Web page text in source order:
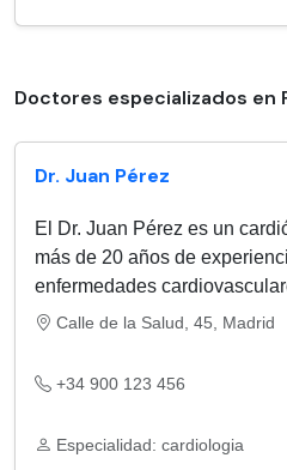
Doctores especializados en
Dr. Juan Pérez
El Dr. Juan Pérez es un
más de 20 años de
enfermedades
Calle de la Salud, 45, Madrid
+34 900 123 456
Especialidad: cardiologia